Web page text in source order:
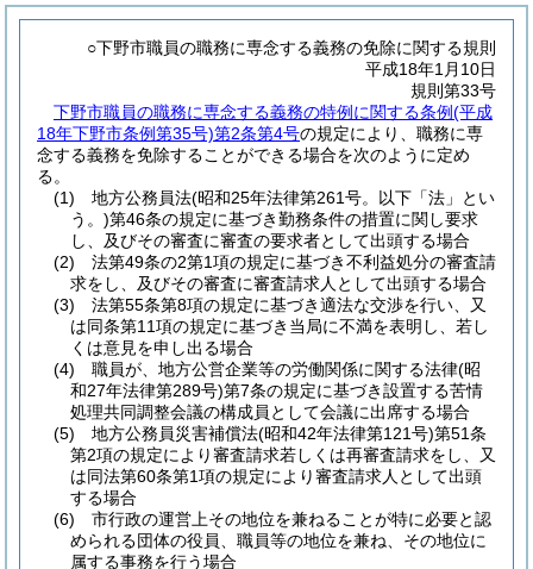
○下野市職員の職務に専念する義務の免除に関する規則
平成18年1月10日
規則第33号
下野市職員の職務に専念する義務の特例に関する条例(平成
18年下野市条例第35号)第2条第4号の規定により、職務に専
念する義務を免除することができる場合を次のように定め
る。
(1) 地方公務員法(昭和25年法律第261号。以下「法」とい
う。)第46条の規定に基づき勤務条件の措置に関し要求
し、及びその審査に審査の要求者として出頭する場合
(2) 法第49条の2第1項の規定に基づき不利益処分の審査請
求をし、及びその審査に審査請求人として出頭する場合
(3) 法第55条第8項の規定に基づき適法な交渉を行い、又
は同条第11項の規定に基づき当局に不満を表明し、若し
くは意見を申し出る場合
(4) 職員が、地方公営企業等の労働関係に関する法律(昭
和27年法律第289号)第7条の規定に基づき設置する苦情
処理共同調整会議の構成員として会議に出席する場合
(5) 地方公務員災害補償法(昭和42年法律第121号)第51条
第2項の規定により審査請求若しくは再審査請求をし、又
は同法第60条第1項の規定により審査請求人として出頭
する場合
(6) 市行政の運営上その地位を兼ねることが特に必要と認
められる団体の役員、職員等の地位を兼ね、その地位に
属する事務を行う場合